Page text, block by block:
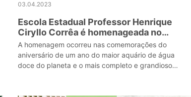
03.04.2023
Escola Estadual Professor Henrique
Ciryllo Corrêa é homenageada no
Bioparque Pantanal
A homenagem ocorreu nas comemorações do
aniversário de um ano do maior aquário de água
doce do planeta e o mais completo e grandioso